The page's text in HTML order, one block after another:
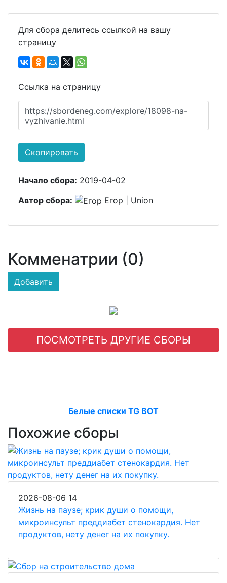
Для сбора делитесь ссылкой на вашу
страницу
Ссылка на страницу
https://sbordeneg.com/explore/18098-na-
vyzhivanie.html
Скопировать
Начало сбора: 2019-04-02
Автор сбора:
Егор | Union
Комменатрии (0)
Добавить
ПОСМОТРЕТЬ ДРУГИЕ СБОРЫ
Белые списки TG BOT
Похожие сборы
2026-08-06 14
Жизнь на паузе; крик души о помощи,
микроинсульт преддиабет стенокардия. Нет
продуктов, нету денег на их покупку.